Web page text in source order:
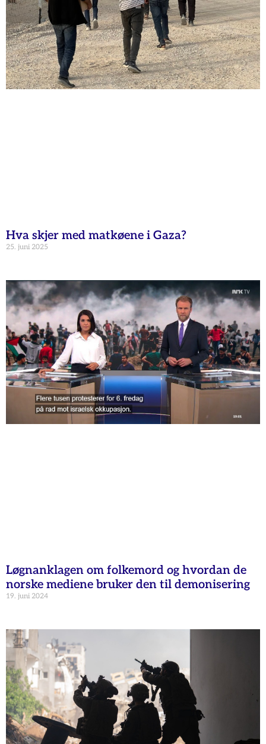
Hva skjer med matkøene i Gaza?
25. juni 2025
Løgnanklagen om folkemord og hvordan de
norske mediene bruker den til demonisering
19. juni 2024